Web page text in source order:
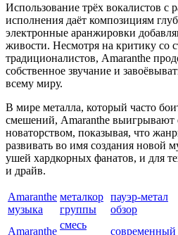
Использование трёх вокалистов с
исполнения даёт композициям
электронные аранжировки
живости. Несмотря на критику со
традиционалистов, Amaranthe
собственное звучание и
всему миру.
В мире металла, который часто
смешений, Amaranthe выигрывают
новаторством, показывая, что
развивать во имя создания новой
ушей хардкорных фанатов, и для
и драйв.
Amaranthe
музыка
металкор
группы
пауэр-метал
обзор
Amaranthe
смесь
современный